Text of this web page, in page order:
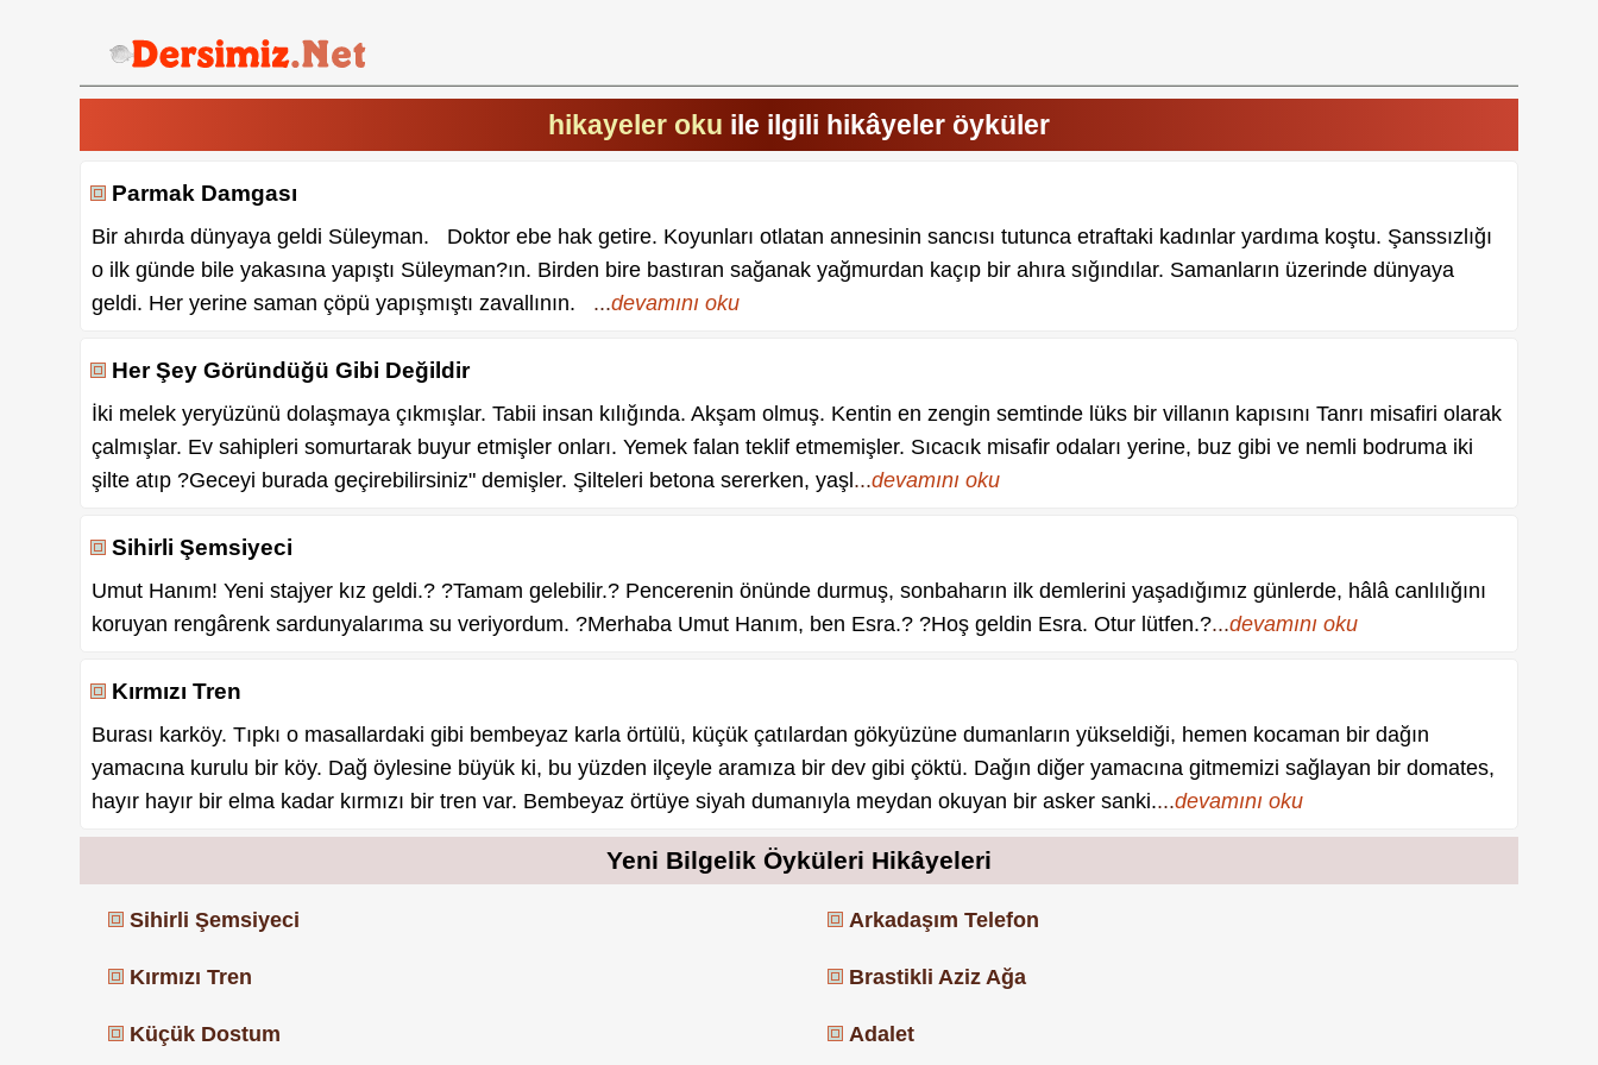
hikayeler oku ile ilgili hikâyeler öyküler
Parmak Damgası
Bir ahırda dünyaya geldi Süleyman. Doktor ebe hak getire. Koyunları otlatan annesinin sancısı tutunca etraftaki kadınlar yardıma koştu. Şanssızlığı
o ilk günde bile yakasına yapıştı Süleyman?ın. Birden bire bastıran sağanak yağmurdan kaçıp bir ahıra sığındılar. Samanların üzerinde dünyaya
geldi. Her yerine saman çöpü yapışmıştı zavallının. ...devamını oku
Her Şey Göründüğü Gibi Değildir
İki melek yeryüzünü dolaşmaya çıkmışlar. Tabii insan kılığında. Akşam olmuş. Kentin en zengin semtinde lüks bir villanın kapısını Tanrı misafiri olarak
çalmışlar. Ev sahipleri somurtarak buyur etmişler onları. Yemek falan teklif etmemişler. Sıcacık misafir odaları yerine, buz gibi ve nemli bodruma iki
şilte atıp ?Geceyi burada geçirebilirsiniz" demişler. Şilteleri betona sererken, yaşl ...devamını oku
Sihirli Şemsiyeci
Umut Hanım! Yeni stajyer kız geldi.? ?Tamam gelebilir.? Pencerenin önünde durmuş, sonbaharın ilk demlerini yaşadığımız günlerde, hâlâ canlılığını
koruyan rengârenk sardunyalarıma su veriyordum. ?Merhaba Umut Hanım, ben Esra.? ?Hoş geldin Esra. Otur lütfen.?...devamını oku
Kırmızı Tren
Burası karköy. Tıpkı o masallardaki gibi bembeyaz karla örtülü, küçük çatılardan gökyüzüne dumanların yükseldiği, hemen kocaman bir dağın
yamacına kurulu bir köy. Dağ öylesine büyük ki, bu yüzden ilçeyle aramıza bir dev gibi çöktü. Dağın diğer yamacına gitmemizi sağlayan bir domates,
hayır hayır bir elma kadar kırmızı bir tren var. Bembeyaz örtüye siyah dumanıyla meydan okuyan bir asker sanki....devamını oku
Yeni Bilgelik Öyküleri Hikâyeleri
Sihirli Şemsiyeci Arkadaşım Telefon
Kırmızı Tren Brastikli Aziz Ağa
Küçük Dostum Adalet